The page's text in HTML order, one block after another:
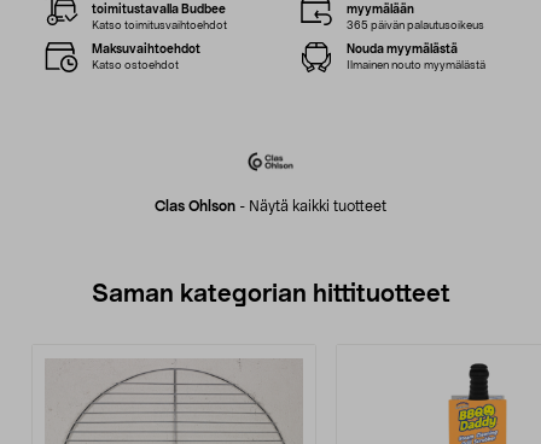
Clas Ohlson - Näytä kaikki tuotteet
toimitustavalla Budbee
Katso toimitusvaihtoehdot
myymälään
365 päivän palautusoikeus
Maksuvaihtoehdot
Katso ostoehdot
Nouda myymälästä
Ilmainen nouto myymälästä
Saman kategorian hittituotteet